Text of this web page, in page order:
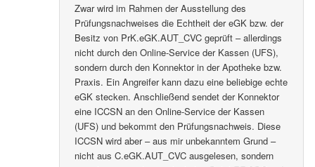
Zwar wird im Rahmen der Ausstellung des
Prüfungsnachweises die Echtheit der eGK bzw. der
Besitz von PrK.eGK.AUT_CVC geprüft – allerdings
nicht durch den Online-Service der Kassen (UFS),
sondern durch den Konnektor in der Apotheke bzw.
Praxis. Ein Angreifer kann dazu eine beliebige echte
eGK stecken. Anschließend sendet der Konnektor
eine ICCSN an den Online-Service der Kassen
(UFS) und bekommt den Prüfungsnachweis. Diese
ICCSN wird aber – aus mir unbekanntem Grund –
nicht aus C.eGK.AUT_CVC ausgelesen, sondern